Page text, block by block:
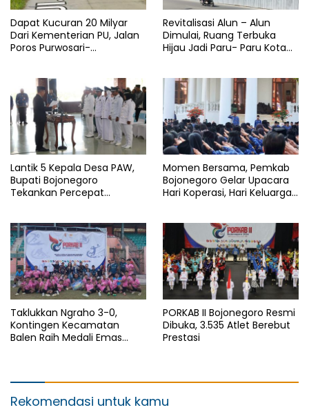
Dapat Kucuran 20 Milyar
Dari Kementerian PU, Jalan
Poros Purwosari-
Revitalisasi Alun – Alun
Dimulai, Ruang Terbuka
Hijau Jadi Paru- Paru Kota
Lantik 5 Kepala Desa PAW,
Bupati Bojonegoro
Tekankan Percepat
Momen Bersama, Pemkab
Bojonegoro Gelar Upacara
Hari Koperasi, Hari Keluarga
Taklukkan Ngraho 3-0,
Kontingen Kecamatan
Balen Raih Medali Emas
PORKAB II Bojonegoro Resmi
Dibuka, 3.535 Atlet Berebut
Prestasi
Rekomendasi untuk kamu